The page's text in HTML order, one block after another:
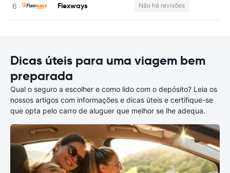
Flexways Não há revisões
Dicas úteis para uma viagem bem
preparada
Qual o seguro a escolher e como lido com o depósito? Leia os
nossos artigos com informações e dicas úteis e certifique-se
que opta pelo carro de aluguer que melhor se lhe adequa.